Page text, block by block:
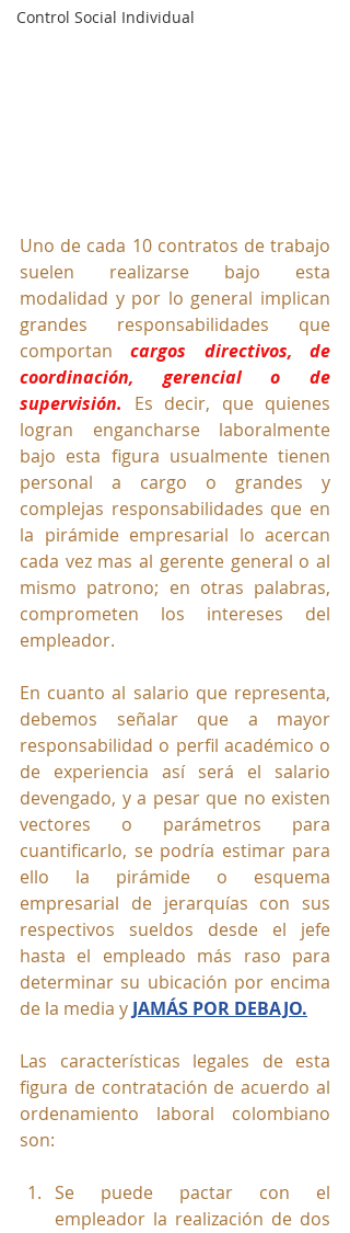
Control Social Individual
Uno de cada 10 contratos de trabajo
suelen realizarse bajo esta
modalidad y por lo general implican
grandes responsabilidades que
comportan cargos directivos, de
coordinación, gerencial o de
supervisión.
Es decir, que quienes
logran engancharse laboralmente
bajo esta figura usualmente tienen
personal a cargo o grandes y
complejas responsabilidades que en
la pirámide empresarial lo acercan
cada vez mas al gerente general o al
mismo patrono; en otras palabras,
comprometen los intereses del
empleador.
En cuanto al salario que representa,
debemos señalar que a mayor
responsabilidad o perfil académico o
de experiencia así será el salario
devengado, y a pesar que no existen
vectores o parámetros para
cuantificarlo, se podría estimar para
ello la pirámide o esquema
empresarial de jerarquías con sus
respectivos sueldos desde el jefe
hasta el empleado más raso para
determinar su ubicación por encima
de la media y JAMÁS POR DEBAJO.
Las características legales de esta
figura de contratación de acuerdo al
ordenamiento laboral colombiano
son:
Se puede pactar con el
empleador la realización de dos